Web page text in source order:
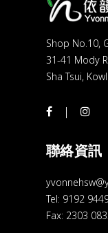
Shop No.10,
31-41 Mody
Sha Tsui,
聯絡資訊
Tel: 9192
Fax: 2303